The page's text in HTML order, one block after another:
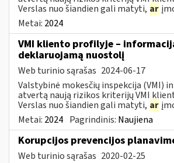
Verslas nuo šiandien gali matyti, ar
Metai: 2024
VMI kliento profilyje –
deklaruojamą nuostolį
Web turinio sąrašas 2024-06-17
Valstybinė mokesčių inspekcija (VMI)
atvertą naują rizikos kriterijų VMI
Verslas nuo šiandien gali matyti, ar
Metai: 2024 Pagrindinis: Naujiena
Korupcijos prevencijos
Web turinio sąrašas 2020-02-25